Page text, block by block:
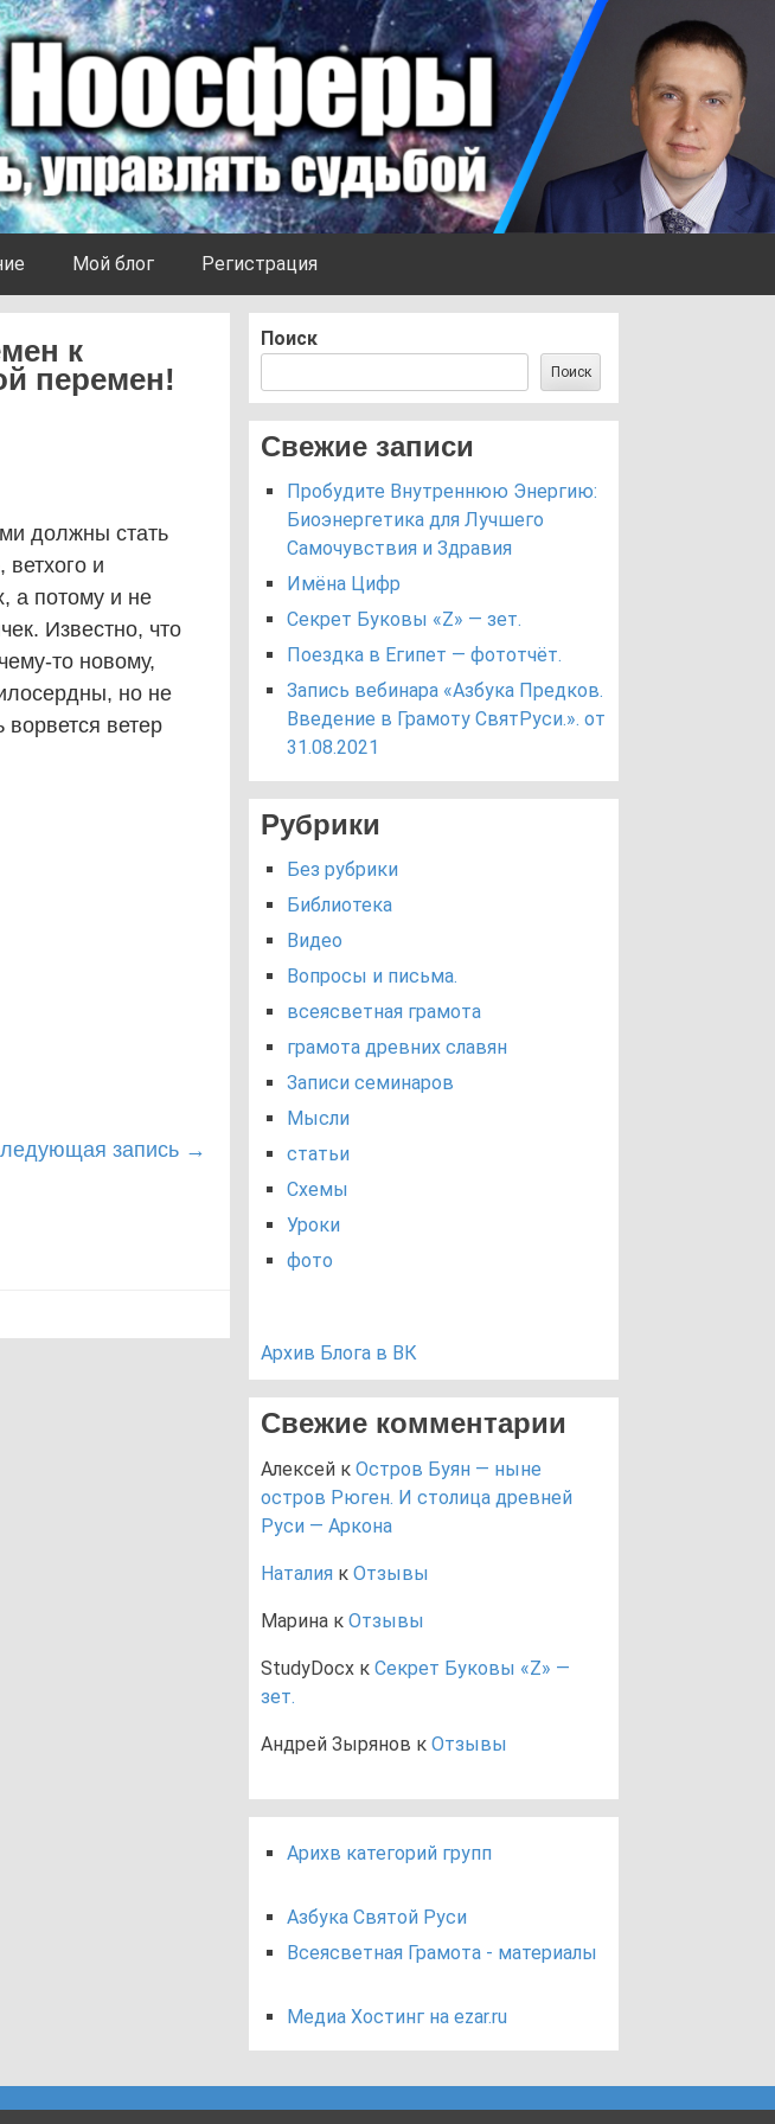
Мой блог Регистрация
к
перемен!
должны стать
ветхого и
а потому и не
Известно, что
то новому,
но не
ветер
запись →
Поиск
Поиск
Свежие записи
Пробудите Внутреннюю Энергию:
Биоэнергетика для Лучшего
Самочувствия и Здравия
Имёна Цифр
Секрет Буковы «Z» — зет.
Поездка в Египет — фототчёт.
Запись вебинара «Азбука Предков.
Введение в Грамоту СвятРуси.». от
31.08.2021
Рубрики
Без рубрики
Библиотека
Видео
Вопросы и письма.
всеясветная грамота
грамота древних славян
Записи семинаров
Мысли
статьи
Схемы
Уроки
фото
Архив Блога в ВК
Свежие комментарии
Алексей к Остров Буян — ныне
остров Рюген. И столица древней
Руси — Аркона
Наталия к Отзывы
Марина к Отзывы
StudyDocx к Секрет Буковы «Z» —
зет.
Андрей Зырянов к Отзывы
Арихв категорий групп
Азбука Святой Руси
Всеясветная Грамота - материалы
Медиа Хостинг на ezar.ru